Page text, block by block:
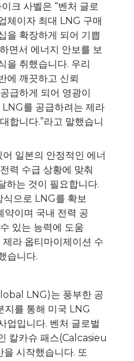
크 사벨은 “벤처 글로
체이자 최대 LNG 구매
을 확장하게 되어 기쁩
면서 에너지 안보를 보
을 취했습니다. 우리
에 깨끗하고 신뢰
급하게 되어 영광이
를 공급하려는 제라
합니다.”라고 말했습니
일본의 안정적인 에너
력 수급 상황에 맞춰
하는 것이 필요합니다.
식으로 LNG를 확보
약이며 국내 전력 공
있는 능력에 도움
제라 옵티마이제이션 수
습니다.
LNG)는 풍부한 공
지를 통해 미국 LNG
업입니다. 벤처 글로벌
칼카슈 패스(Calcasieu
시작했습니다. 또